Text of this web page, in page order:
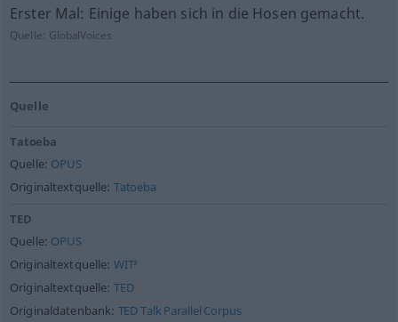
Erster Mal: Einige haben sich in die Hosen gemacht.
Quelle: GlobalVoices
Quelle
Tatoeba
Quelle: OPUS
Originaltextquelle: Tatoeba
TED
Quelle: OPUS
Originaltextquelle: WIT³
Originaltextquelle: TED
Originaldatenbank: TED Talk Parallel Corpus